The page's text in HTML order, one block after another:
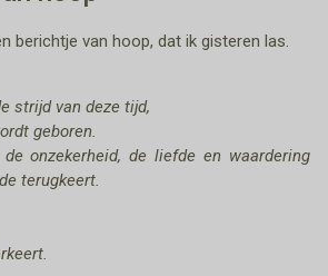
berichtje van hoop, dat ik gisteren las.
strijd van deze tijd,
geboren.
onzekerheid, de liefde en waardering
terugkeert.